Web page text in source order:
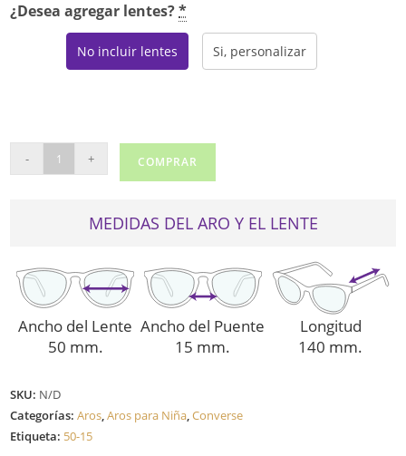
¿Desea agregar lentes?*
No incluir lentes Si, personalizar
CONVERSE
K019
- + COMPRAR
MEDIDAS DEL ARO Y EL LENTE
Ancho del Lente
50 mm.
Ancho del Puente
15 mm.
Longitud
140 mm.
SKU: N/D
Categorías:Aros,Aros para Niña,Converse
Etiqueta: 50-15